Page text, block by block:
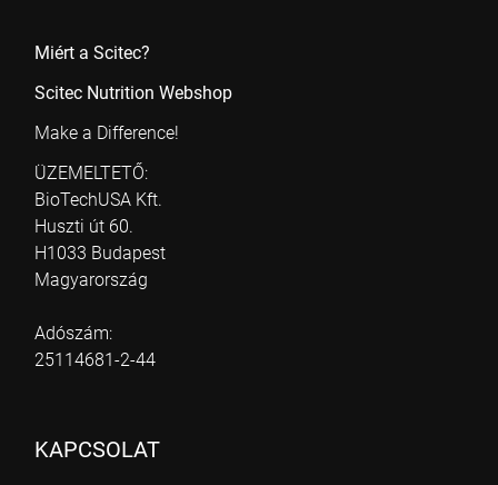
ALSÓ MENÜ
Miért a Scitec?
Scitec Nutrition Webshop
Make a Difference!
ÜZEMELTETŐ:
BioTechUSA Kft.
Huszti út 60.
H1033 Budapest
Magyarország
Adószám:
25114681-2-44
KAPCSOLAT